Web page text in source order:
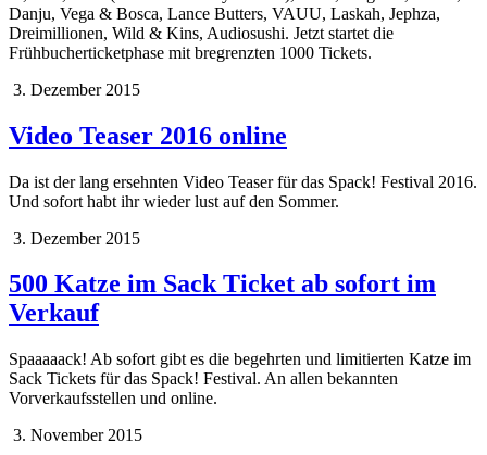
Danju, Vega & Bosca, Lance Butters, VAUU, Laskah, Jephza,
Dreimillionen, Wild & Kins, Audiosushi. Jetzt startet die
Frühbucherticketphase mit bregrenzten 1000 Tickets.
3. Dezember 2015
Video Teaser 2016 online
Da ist der lang ersehnten Video Teaser für das Spack! Festival 2016.
Und sofort habt ihr wieder lust auf den Sommer.
3. Dezember 2015
500 Katze im Sack Ticket ab sofort im
Verkauf
Spaaaaack! Ab sofort gibt es die begehrten und limitierten Katze im
Sack Tickets für das Spack! Festival. An allen bekannten
Vorverkaufsstellen und online.
3. November 2015